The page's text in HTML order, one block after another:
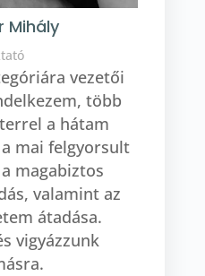
Mihály
vezetői
több
a hátam
mai felgyorsult
magabiztos
valamint az
átadása.
vigyázzunk